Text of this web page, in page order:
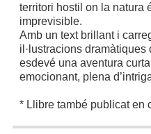
territori hostil on la natura
imprevisible.
Amb un text brillant i
il·lustracions
esdevé una aventura
emocionant, plena
* Llibre també publicat en